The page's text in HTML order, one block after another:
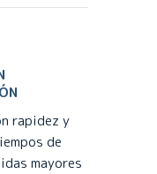
rapidez y
de
mayores